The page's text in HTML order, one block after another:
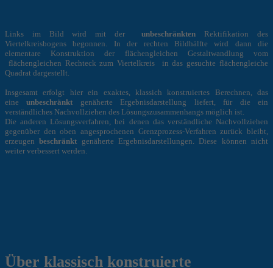
Links im Bild wird mit derunbeschränkten Rektifikation des
Viertelkreisbogens begonnen. In der rechten Bildhälfte wird dann die
elementare Konstruktion der flächengleichen Gestaltwandlung vom
flächengleichen Rechteck zum Viertelkreis in das gesuchte flächengleiche
Quadrat dargestellt.
Insgesamt erfolgt hier ein exaktes, klassich konstruiertes Berechnen, das
eineunbeschränkt genäherte Ergebnisdarstellung liefert, für die ein
verständliches Nachvollziehen des Lösungszusammenhangs möglich ist.
Die anderen Lösungsverfahren, bei denen das verständliche Nachvollziehen
gegenüber den oben angesprochenen Grenzprozess-Verfahren zurück bleibt,
erzeugenbeschränkt genäherte Ergebnisdarstellungen. Diese können nicht
weiter verbessert werden.
Über klassisch konstruierte